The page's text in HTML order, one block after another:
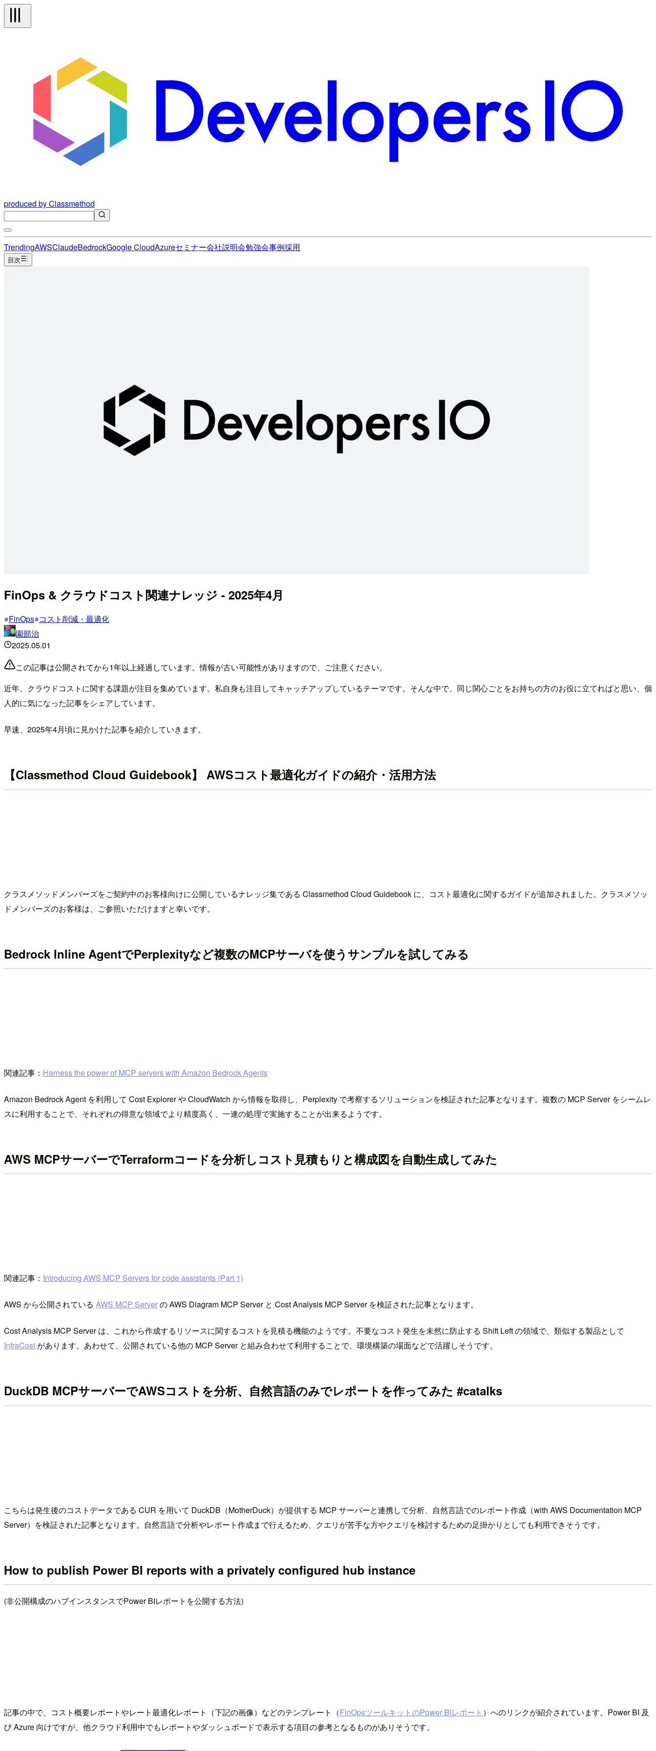
produced by Classmethod
TrendingAWSClaudeBedrockGoogle CloudAzureセミナー会社説明会勉強会事例採用
目次
FinOps & クラウドコスト関連ナレッジ - 2025年4月
FinOps コスト削減・最適化
園部治
2025.05.01
この記事は公開されてから1年以上経過しています。情報が古い可能性がありますので、ご注意ください。
近年、クラウドコストに関する課題が注目を集めています。私自身も注目してキャッチアップしているテーマです。そんな中で、同じ関心ごとをお持ちの方のお役に立てればと思い、個
人的に気になった記事をシェアしています。
早速、2025年4月頃に見かけた記事を紹介していきます。
【Classmethod Cloud Guidebook】 AWSコスト最適化ガイドの紹介・活用方法
クラスメソッドメンバーズをご契約中のお客様向けに公開しているナレッジ集である Classmethod Cloud Guidebook に、コスト最適化に関するガイドが追加されました。クラスメソッ
ドメンバーズのお客様は、ご参照いただけますと幸いです。
Bedrock Inline AgentでPerplexityなど複数のMCPサーバを使うサンプルを試してみる
関連記事： Harness the power of MCP servers with Amazon Bedrock Agents
Amazon Bedrock Agent を利用して Cost Explorer や CloudWatch から情報を取得し、Perplexity で考察するソリューションを検証された記事となります。複数の MCP Server をシームレ
スに利用することで、それぞれの得意な領域でより精度高く、一連の処理で実施することが出来るようです。
AWS MCPサーバーでTerraformコードを分析しコスト見積もりと構成図を自動生成してみた
関連記事： Introducing AWS MCP Servers for code assistants (Part 1)
AWS から公開されている AWS MCP Serverの AWS Diagram MCP Server と Cost Analysis MCP Server を検証された記事となります。
Cost Analysis MCP Server は、これから作成するリソースに関するコストを見積る機能のようです。不要なコスト発生を未然に防止する Shift Left の領域で、類似する製品として
InfraCost があります。あわせて、公開されている他の MCP Server と組み合わせて利用することで、環境構築の場面などで活躍しそうです。
DuckDB MCPサーバーでAWSコストを分析、自然言語のみでレポートを作ってみた #catalks
こちらは発生後のコストデータである CUR を用いて DuckDB（MotherDuck）が提供する MCP サーバーと連携して分析、自然言語でのレポート作成（with AWS Documentation MCP
Server）を検証された記事となります。自然言語で分析やレポート作成まで行えるため、クエリが苦手な方やクエリを検討するための足掛かりとしても利用できそうです。
How to publish Power BI reports with a privately configured hub instance
(非公開構成のハブインスタンスでPower BIレポートを公開する方法)
記事の中で、コスト概要レポートやレート最適化レポート（下記の画像）などのテンプレート（FinOpsツールキットのPower BIレポート ）へのリンクが紹介されています。Power BI 及
び Azure 向けですが、他クラウド利用中でもレポートやダッシュボードで表示する項目の参考となるものがありそうです。